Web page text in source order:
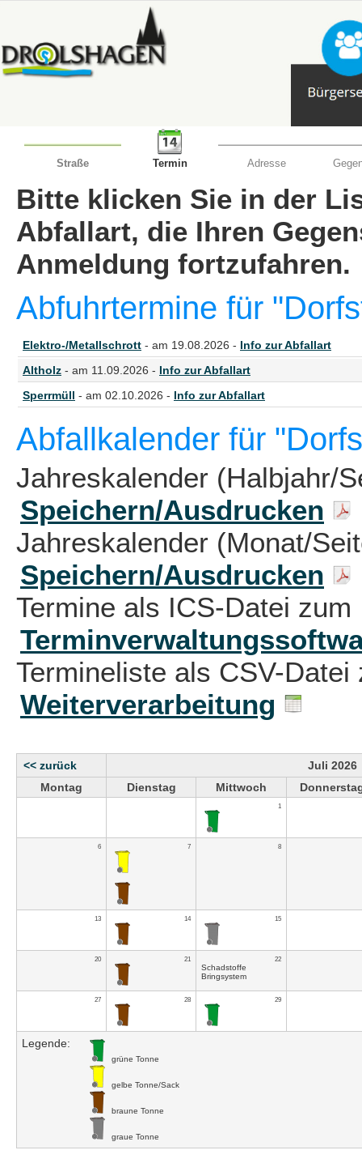
Straße Termin Adresse
Bitte klicken Sie in der
Abfallart, die Ihren
Anmeldung fortzufahren.
Abfuhrtermine für
Elektro-/Metallschrott - am 19.08.2026 - Info zur Abfallart
Altholz - am 11.09.2026 - Info zur Abfallart
Sperrmüll - am 02.10.2026 - Info zur Abfallart
Abfallkalender für
Jahreskalender (Halbjahr/
Speichern/Ausdrucken
Jahreskalender (Monat/
Speichern/Ausdrucken
Termine als ICS-Datei zum
Termineliste als CSV-
Weiterverarbeitung
<< zurück
Juli 2026
Montag
Dienstag Mittwoch
1
6 7 8
13 14 15
20 21 22
Schadstoffe
Bringsystem
27 28 29
Legende:
grüne Tonne
gelbe Tonne/Sack
braune Tonne
graue Tonne